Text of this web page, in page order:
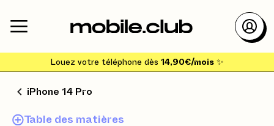
Louez votre téléphone dès 14,90€/mois ✨
iPhone 14 Pro
Table des matières